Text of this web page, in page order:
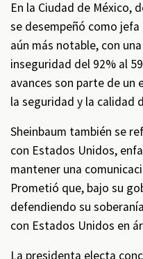
En la Ciudad de México,
se desempeñó como
aún más notable, con
inseguridad del 92% al
avances son parte de
la seguridad y la calidad
Sheinbaum también se
con Estados Unidos,
mantener una
Prometió que, bajo su
defendiendo su
con Estados Unidos en
La presidenta electa